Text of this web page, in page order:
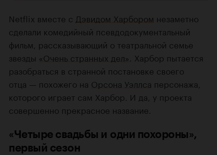
Netflix вместе с Дэвидом Харбором незаметно
сделали комедийный псевдодокументальный
фильм, рассказывающий о театральной семье
звезды «Очень странных дел» . Харбор пытается
разобраться в странной постановке своего
отца — похожего на Орсона Уэллса персонажа,
которого играет сам Харбор. И да, у проекта
совершенно прекрасное название.
«Четыре свадьбы и одни похороны»,
первый сезон